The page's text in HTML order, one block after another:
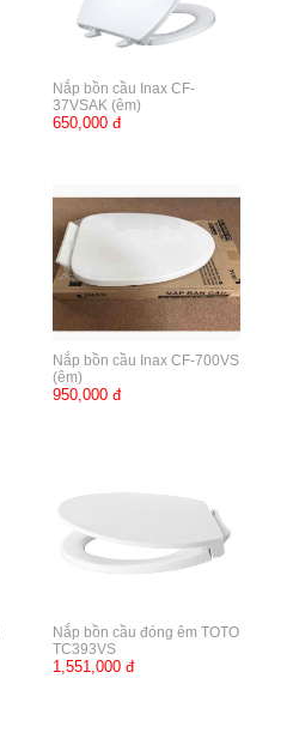
Nắp bồn cầu Inax CF-
37VSAK (êm)
650,000 đ
Nắp bồn cầu Inax CF-700VS
(êm)
950,000 đ
Nắp bồn cầu đóng êm TOTO
TC393VS
1,551,000 đ